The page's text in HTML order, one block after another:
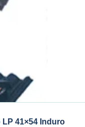
41×54 Induro